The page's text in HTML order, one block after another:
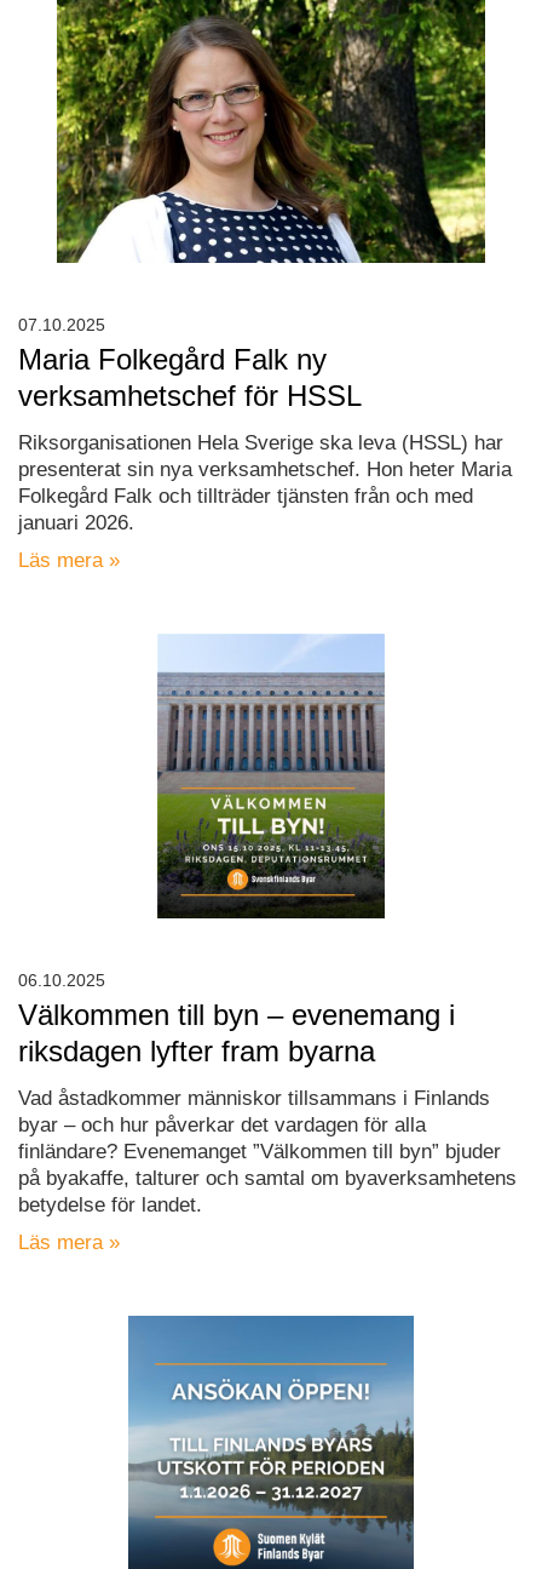
Maria Folkegård Falk ny
verksamhetschef för HSSL
Riksorganisationen Hela Sverige ska leva (HSSL) har
presenterat sin nya verksamhetschef. Hon heter Maria
Folkegård Falk och tillträder tjänsten från och med
januari 2026.
Läs mera »
07.10.2025
Välkommen till byn – evenemang i
riksdagen lyfter fram byarna
Vad åstadkommer människor tillsammans i Finlands
byar – och hur påverkar det vardagen för alla
finländare? Evenemanget ”Välkommen till byn” bjuder
på byakaffe, talturer och samtal om byaverksamhetens
betydelse för landet.
Läs mera »
06.10.2025